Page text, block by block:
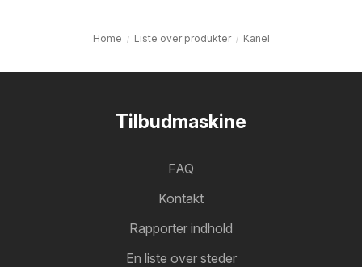
Home Liste over produkter Kanel
Tilbudmaskine
FAQ
Kontakt
Rapporter indhold
En liste over steder